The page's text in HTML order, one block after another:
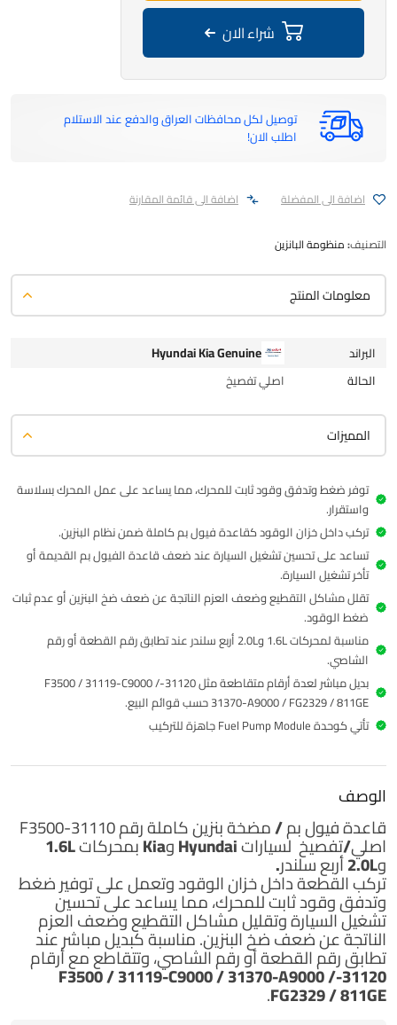
شراء الان
توصيل لكل محافظات العراق والدفع عند الاستلام
اطلب الان!
اضافة الى المفضلة اضافة الى قائمة المقارنة
التصنيف:منظومة البانزين
معلومات المنتج
البراند Hyundai Kia Genuine
الحالة اصلي تفصيخ
المميزات
توفر ضغط وتدفق وقود ثابت للمحرك، مما يساعد على عمل المحرك بسلاسة
واستقرار.
تركب داخل خزان الوقود كقاعدة فيول بم كاملة ضمن نظام البنزين.
تساعد على تحسين تشغيل السيارة عند ضعف قاعدة الفيول بم القديمة أو
تأخر تشغيل السيارة.
تقلل مشاكل التقطيع وضعف العزم الناتجة عن ضعف ضخ البنزين أو عدم ثبات
ضغط الوقود.
مناسبة لمحركات 1.6L و2.0L أربع سلندر عند تطابق رقم القطعة أو رقم
الشاصي.
بديل مباشر لعدة أرقام متقاطعة مثل 31120-F3500 / 31119-C9000 /
31370-A9000 / FG2329 / 811GE حسب قوائم البيع.
تأتي كوحدة Fuel Pump Module جاهزة للتركيب
الوصف
قاعدة فيول بم / مضخة بنزين كاملةرقم 31110-F3500
اصلي/تفصيخ لسيارات Hyundai وKia بمحركات 1.6L
و2.0L أربع سلندر.
تركب القطعة داخل خزان الوقود وتعمل على توفير ضغط
وتدفق وقود ثابت للمحرك، مما يساعد على تحسين
تشغيل السيارة وتقليل مشاكل التقطيع وضعف العزم
الناتجة عن ضعف ضخ البنزين. مناسبة كبديل مباشر عند
تطابق رقم القطعة أو رقم الشاصي، وتتقاطع مع أرقام
31120-F3500 / 31119-C9000 / 31370-A9000 /
FG2329 / 811GE
.